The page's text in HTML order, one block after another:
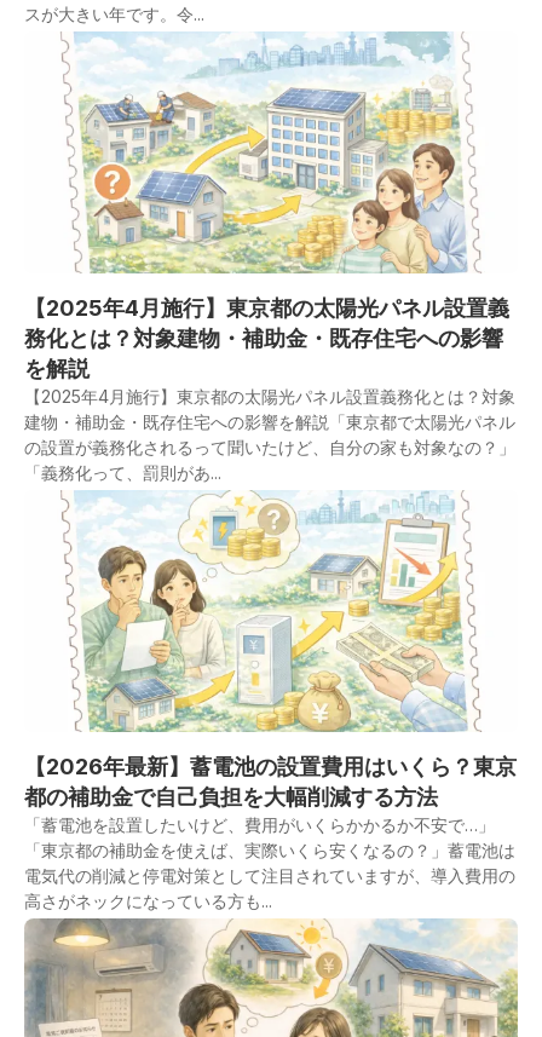
スが大きい年です。令...
【2025年4月施行】東京都の太陽光パネル設置義
務化とは？対象建物・補助金・既存住宅への影響
を解説
【2025年4月施行】東京都の太陽光パネル設置義務化とは？対象
建物・補助金・既存住宅への影響を解説「東京都で太陽光パネル
の設置が義務化されるって聞いたけど、自分の家も対象なの？」
「義務化って、罰則があ...
【2026年最新】蓄電池の設置費用はいくら？東京
都の補助金で自己負担を大幅削減する方法
「蓄電池を設置したいけど、費用がいくらかかるか不安で…」
「東京都の補助金を使えば、実際いくら安くなるの？」蓄電池は
電気代の削減と停電対策として注目されていますが、導入費用の
高さがネックになっている方も...